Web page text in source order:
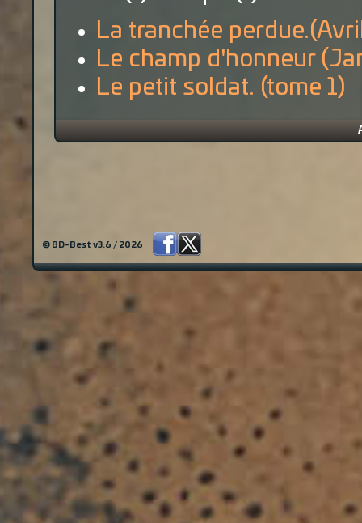
La tranchée
Le champ d'honneur
Le petit soldat. (tome 1)
© BD-Best v3.6 / 2026